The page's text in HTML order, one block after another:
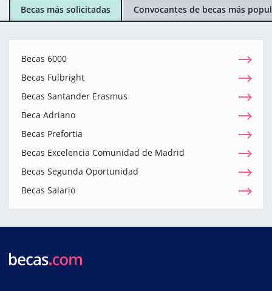
Becas más solicitadas Convocantes de becas más
Becas 6000
Becas Fulbright
Becas Santander Erasmus
Beca Adriano
Becas Prefortia
Becas Excelencia Comunidad de Madrid
Becas Segunda Oportunidad
Becas Salario